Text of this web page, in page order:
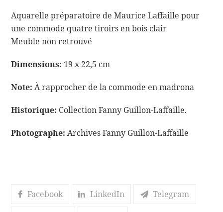
Aquarelle préparatoire de Maurice Laffaille pour
une commode quatre tiroirs en bois clair
Meuble non retrouvé
Dimensions: 19 x 22,5 cm
Note: À rapprocher de la commode en madrona
Historique: Collection Fanny Guillon-Laffaille.
Photographe: Archives Fanny Guillon-Laffaille
Facebook LinkedIn Telegram